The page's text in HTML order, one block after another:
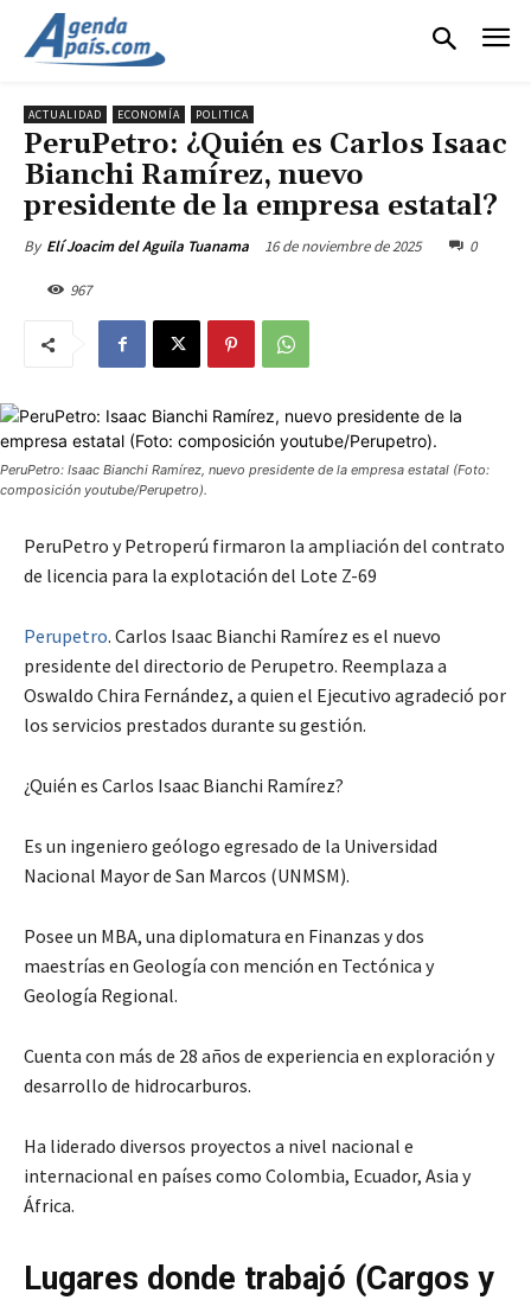
ACTUALIDAD ECONOMÍA POLITICA
PeruPetro: ¿Quién es Carlos Isaac
Bianchi Ramírez, nuevo
presidente de la empresa estatal?
By Elí Joacim del Aguila Tuanama 16 de noviembre de 2025 0
967
PeruPetro: Isaac Bianchi Ramírez, nuevo presidente de la empresa estatal (Foto:
composición youtube/Perupetro).
PeruPetro y Petroperú firmaron la ampliación del contrato
de licencia para la explotación del Lote Z-69
Perupetro. Carlos Isaac Bianchi Ramírez es el nuevo
presidente del directorio de Perupetro. Reemplaza a
Oswaldo Chira Fernández, a quien el Ejecutivo agradeció por
los servicios prestados durante su gestión.
¿Quién es Carlos Isaac Bianchi Ramírez?
Es un ingeniero geólogo egresado de la Universidad
Nacional Mayor de San Marcos (UNMSM).
Posee un MBA, una diplomatura en Finanzas y dos
maestrías en Geología con mención en Tectónica y
Geología Regional.
Cuenta con más de 28 años de experiencia en exploración y
desarrollo de hidrocarburos.
Ha liderado diversos proyectos a nivel nacional e
internacional en países como Colombia, Ecuador, Asia y
África.
Lugares donde trabajó (Cargos y